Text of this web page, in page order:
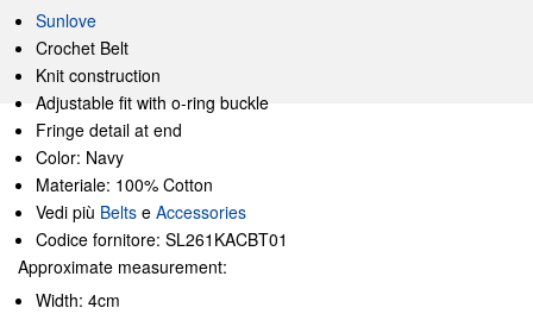
Sunlove
Crochet Belt
Knit construction
Adjustable fit with o-ring buckle
Fringe detail at end
Color: Navy
Materiale: 100% Cotton
Vedi più Belts e Accessories
Codice fornitore: SL261KACBT01
Approximate measurement:
Width: 4cm